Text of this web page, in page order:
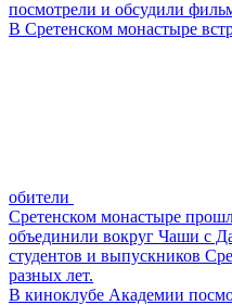
посмотрели и обсудили
В Сретенском монастыре
обители
Сретенском монастыре
объединили вокруг Чаши с
студентов и выпускников
разных лет.
В киноклубе Академии